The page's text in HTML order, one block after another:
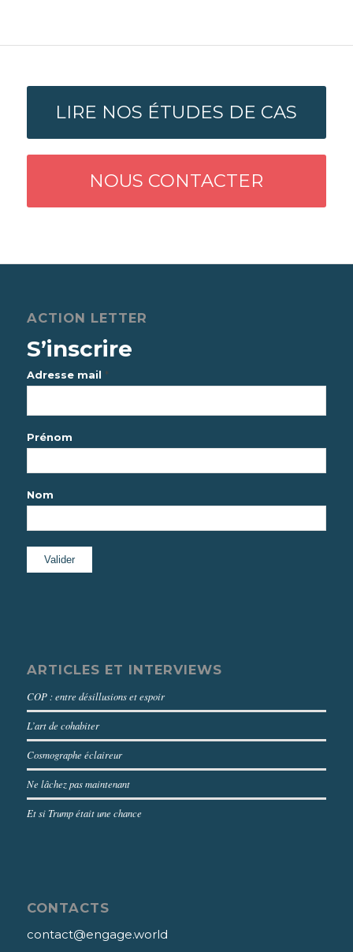
LIRE NOS ÉTUDES DE CAS
NOUS CONTACTER
ACTION LETTER
S’inscrire
Adresse mail *
Prénom
Nom
ARTICLES ET INTERVIEWS
COP : entre désillusions et espoir
L’art de cohabiter
Cosmographe éclaireur
Ne lâchez pas maintenant
Et si Trump était une chance
CONTACTS
contact@engage.world